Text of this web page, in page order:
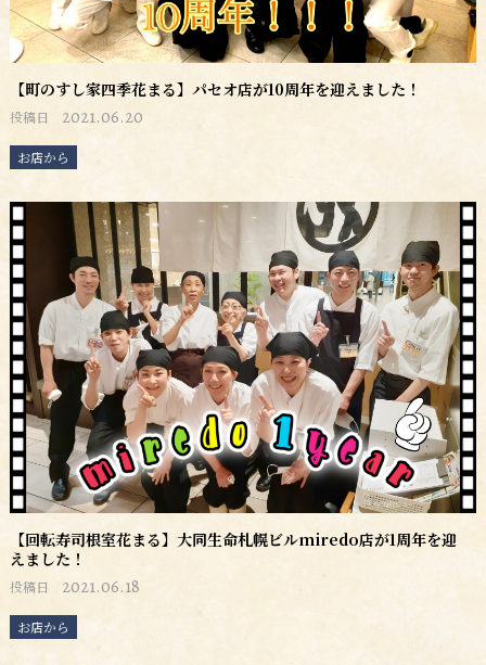
【町のすし家四季花まる】パセオ店が10周年を迎えました！
投稿日 2021.06.20
お店から
【回転寿司根室花まる】大同生命札幌ビルmiredo店が1周年を迎
えました！
投稿日 2021.06.18
お店から